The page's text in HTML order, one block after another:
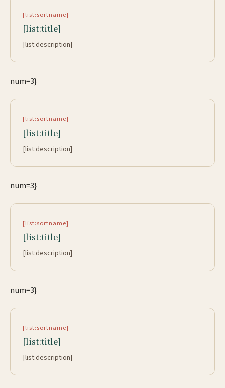
[list:sortname]
[list:title]
[list:description]
num=3}
[list:sortname]
[list:title]
[list:description]
num=3}
[list:sortname]
[list:title]
[list:description]
num=3}
[list:sortname]
[list:title]
[list:description]